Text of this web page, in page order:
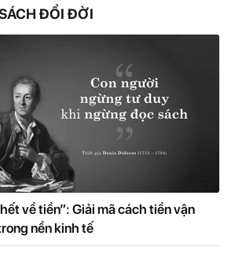
ĐỔI ĐỜI
về tiền”: Giải mã cách tiền vận
nền kinh tế